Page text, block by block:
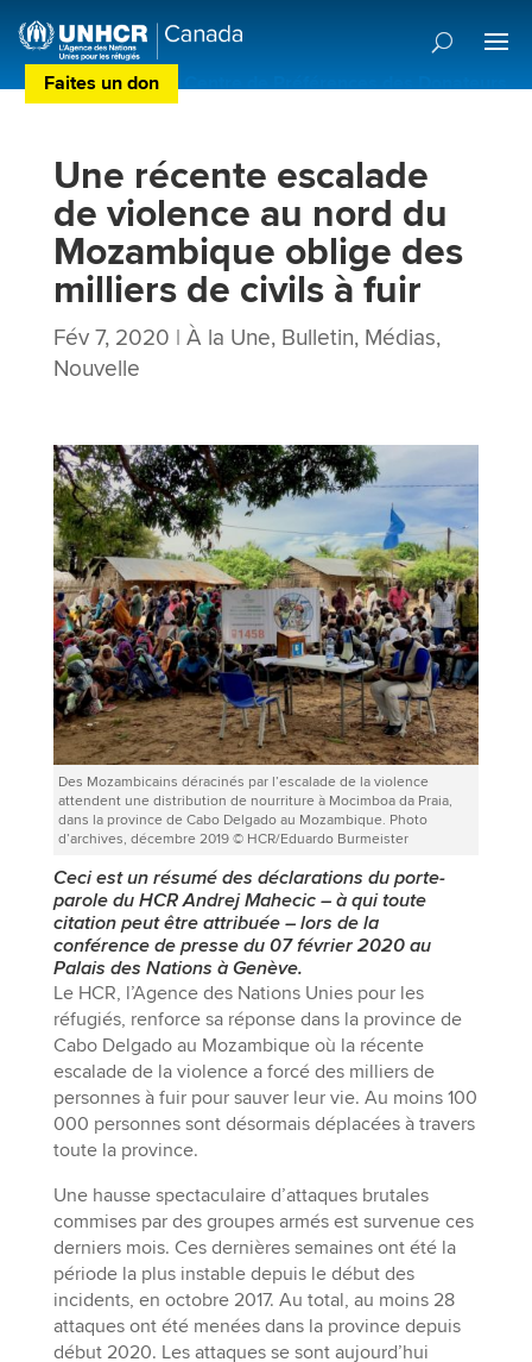
Faites un don Centre de Préférences des Donateurs
Une récente escalade
de violence au nord du
Mozambique oblige des
milliers de civils à fuir
Fév 7, 2020 | À la Une, Bulletin, Médias,
Nouvelle
Des Mozambicains déracinés par l’escalade de la violence
attendent une distribution de nourriture à Mocimboa da Praia,
dans la province de Cabo Delgado au Mozambique. Photo
d’archives, décembre 2019 © HCR/Eduardo Burmeister
Ceci est un résumé des déclarations du porte-
parole du HCR Andrej Mahecic – à qui toute
citation peut être attribuée – lors de la
conférence de presse du 07 février 2020 au
Palais des Nations à Genève.
Le HCR, l’Agence des Nations Unies pour les
réfugiés, renforce sa réponse dans la province de
Cabo Delgado au Mozambique où la récente
escalade de la violence a forcé des milliers de
personnes à fuir pour sauver leur vie. Au moins 100
000 personnes sont désormais déplacées à travers
toute la province.
Une hausse spectaculaire d’attaques brutales
commises par des groupes armés est survenue ces
derniers mois. Ces dernières semaines ont été la
période la plus instable depuis le début des
incidents, en octobre 2017. Au total, au moins 28
attaques ont été menées dans la province depuis
début 2020. Les attaques se sont aujourd’hui